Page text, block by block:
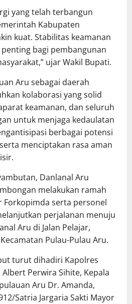
yang telah terbangun
Kabupaten
kuat. Stabilitas keamanan
bagi pembangunan
ujar Wakil Bupati.
Aru sebagai daerah
kolaborasi yang solid
keamanan, dan seluruh
untuk menjaga kedaulatan
berbagai potensi
menciptakan rasa aman
Danlanal Aru
melakukan ramah
Forkopimda serta personel
perjalanan menuju
Aru di Jalan Pelajar,
Pulau-Pulau Aru.
turut dihadiri Kapolres
Albert Perwira Sihite, Kepala
Aru Dr. Amanda,
Satria Jargaria Sakti Mayor